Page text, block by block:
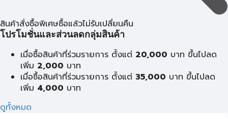
สินค้าสั่งซื้อพิเศษซื้อแล้วไม่รับเปลี่ยนคืน
โปรโมชั่นและส่วนลดกลุ่มสินค้า
เมื่อซื้อสินค้าที่ร่วมรายการ ตั้งแต่ 20,000 บาท ขึ้นไปลด
เพิ่ม 2,000 บาท
เมื่อซื้อสินค้าที่ร่วมรายการ ตั้งแต่ 35,000 บาท ขึ้นไปลด
เพิ่ม 4,000 บาท
ดูทั้งหมด